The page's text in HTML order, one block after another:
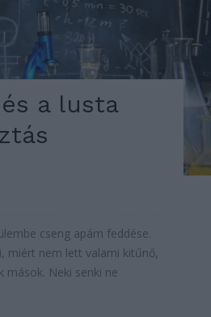
a lusta
cseng apám feddése.
miért nem lett valami kitűnő,
Neki senki ne